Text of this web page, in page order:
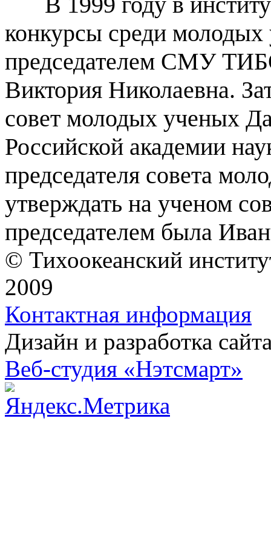
конкурсы среди
председателем СМУ
Виктория Николаевна.
совет молодых ученых
Российской академии
председателя совета
утверждать на ученом
председателем была
© Тихоокеанский
2009
Контактная информация
Дизайн и разработка
Веб-студия «Нэтсмарт»